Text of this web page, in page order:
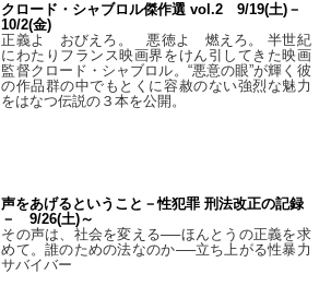
クロード・シャブロル傑作選 vol.2 9/19(土)－
10/2(金)
正義よ おびえろ。 悪徳よ 燃えろ。 半世紀
にわたりフランス映画界をけん引してきた映画
監督クロード・シャブロル。“悪意の眼”が輝く彼
の作品群の中でもとくに容赦のない強烈な魅力
をはなつ伝説の３本を公開。
声をあげるということ－性犯罪 刑法改正の記録
－ 9/26(土)～
その声は、社会を変える──ほんとうの正義を求
めて。誰のための法なのか──立ち上がる性暴力
サバイバー